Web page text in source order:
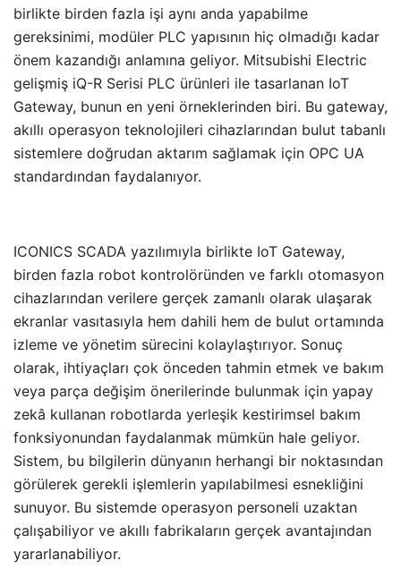
birlikte birden fazla işi aynı anda yapabilme
gereksinimi, modüler PLC yapısının hiç olmadığı kadar
önem kazandığı anlamına geliyor. Mitsubishi Electric
gelişmiş iQ-R Serisi PLC ürünleri ile tasarlanan IoT
Gateway, bunun en yeni örneklerinden biri. Bu gateway,
akıllı operasyon teknolojileri cihazlarından bulut tabanlı
sistemlere doğrudan aktarım sağlamak için OPC UA
standardından faydalanıyor.
ICONICS SCADA yazılımıyla birlikte IoT Gateway,
birden fazla robot kontrolöründen ve farklı otomasyon
cihazlarından verilere gerçek zamanlı olarak ulaşarak
ekranlar vasıtasıyla hem dahili hem de bulut ortamında
izleme ve yönetim sürecini kolaylaştırıyor. Sonuç
olarak, ihtiyaçları çok önceden tahmin etmek ve bakım
veya parça değişim önerilerinde bulunmak için yapay
zekâ kullanan robotlarda yerleşik kestirimsel bakım
fonksiyonundan faydalanmak mümkün hale geliyor.
Sistem, bu bilgilerin dünyanın herhangi bir noktasından
görülerek gerekli işlemlerin yapılabilmesi esnekliğini
sunuyor. Bu sistemde operasyon personeli uzaktan
çalışabiliyor ve akıllı fabrikaların gerçek avantajından
yararlanabiliyor.